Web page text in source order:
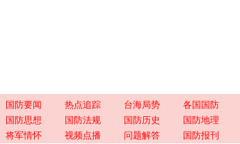
国防要闻 热点追踪 台海局势 各国国防
国防思想 国防法规 国防历史 国防地理
将军情怀 视频点播 问题解答 国防报刊